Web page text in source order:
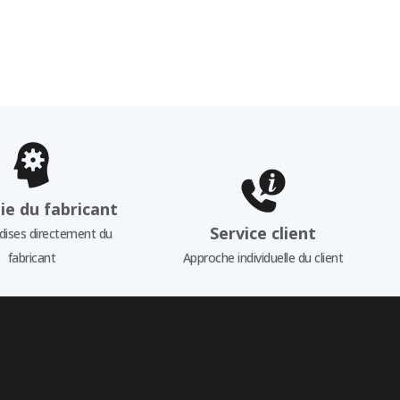
du fabricant
directement du
fabricant
Service client
Approche individuelle du client